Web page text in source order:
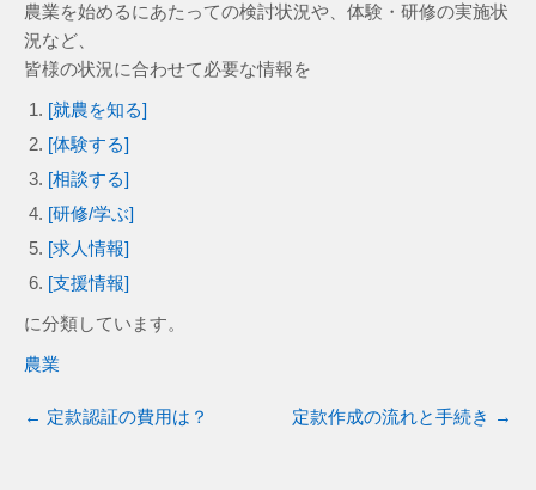
農業を始めるにあたっての検討状況や、体験・研修の実施状
況など、
皆様の状況に合わせて必要な情報を
[就農を知る]
[体験する]
[相談する]
[研修/学ぶ]
[求人情報]
[支援情報]
に分類しています。​
農業
← 定款認証の費用は？ 定款作成の流れと手続き →